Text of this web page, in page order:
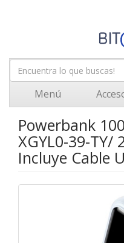
Menú
Powerbank
XGYL0-39-TY/
Incluye Cable